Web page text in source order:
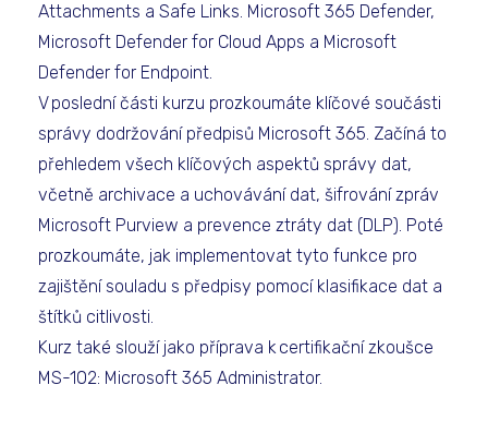
Attachments a Safe Links. Microsoft 365 Defender,
Microsoft Defender for Cloud Apps a Microsoft
Defender for Endpoint.
V poslední části kurzu prozkoumáte klíčové součásti
správy dodržování předpisů Microsoft 365. Začíná to
přehledem všech klíčových aspektů správy dat,
včetně archivace a uchovávání dat, šifrování zpráv
Microsoft Purview a prevence ztráty dat (DLP). Poté
prozkoumáte, jak implementovat tyto funkce pro
zajištění souladu s předpisy pomocí klasifikace dat a
štítků citlivosti.
Kurz také slouží jako příprava k certifikační zkoušce
MS-102: Microsoft 365 Administrator.